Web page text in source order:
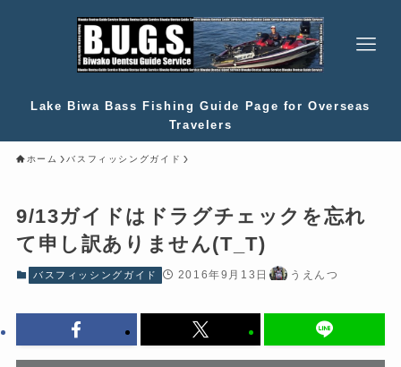
Lake Biwa Bass Fishing Guide Page for Overseas
Travelers
ホーム バスフィッシングガイド
9/13ガイドはドラグチェックを忘れ
て申し訳ありません(T_T)
バスフィッシングガイド 2016年9月13日 うえんつ